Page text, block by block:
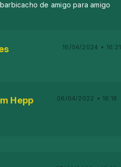
de amigo para amigo
16/04/2024 • 16:21
Hepp 06/04/2022 • 18:16